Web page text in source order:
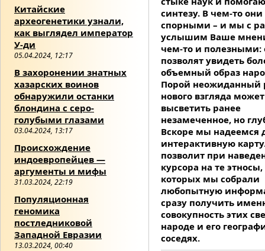
Китайские
археогенетики узнали,
как выглядел император
У-ди
05.04.2024, 12:17
В захоронении знатных
хазарских воинов
обнаружили останки
блондина с серо-
голубыми глазами
03.04.2024, 13:17
Происхождение
индоевропейцев —
аргументы и мифы
31.03.2024, 22:19
Популяционная
геномика
постледниковой
Западной Евразии
13.03.2024, 00:40
синтезу. В чем-то они
спорными – и мы с
услышим Ваше
чем-то и полезными:
позволят увидеть
объемный образ
Порой неожиданный
нового взгляда может
высветить ранее
незамеченное, но
Вскоре мы надеемся
интерактивную
позволит при
курсора на те этносы,
которых мы собрали
любопытную
сразу получить
совокупность этих
народе и его
соседях.